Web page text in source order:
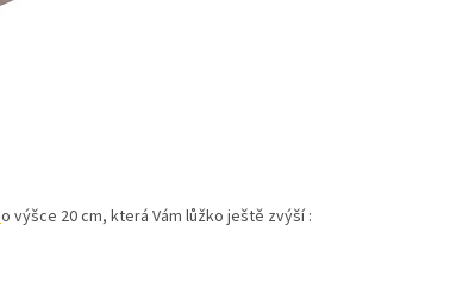
o výšce 20 cm, která Vám lůžko ještě zvýší :